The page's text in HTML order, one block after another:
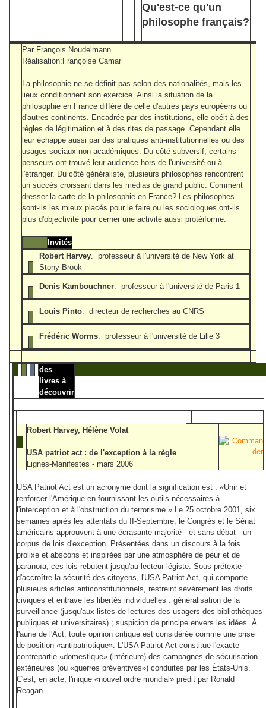
Qu'est-ce qu'un
philosophe français?
Par François Noudelmann
Réalisation:Françoise Camar
La philosophie ne se définit pas selon des nationalités, mais les
lieux conditionnent son exercice. Ainsi la situation de la
philosophie en France diffère de celle d'autres pays européens ou
d'autres continents. Encadrée par des institutions, elle obéit à des
règles de légitimation et à des rites de passage. Cependant elle
leur échappe aussi par des pratiques anti-institutionnelles ou des
usages sociaux non académiques. Du côté subversif, certains
penseurs ont trouvé leur audience hors de l'université ou à
l'étranger. Du côté généraliste, plusieurs philosophes rencontrent
un succès croissant dans les médias de grand public. Comment
dresser la carte de la philosophie en France? Les philosophes
sont-ils les mieux placés pour le faire ou les sociologues ont-ils
plus d'objectivité pour cerner une activité aussi protéiforme.
Invités
Robert Harvey. professeur à l'université de New York at
Stony-Brook
Denis Kambouchner. professeur à l'université de Paris 1
Louis Pinto. directeur de recherches au CNRS
Frédéric Worms. professeur à l'université de Lille 3
des
livres à
découvrir
Robert Harvey, Hélène Volat
USA patriot act : de l'exception à la règle
Lignes-Manifestes - mars 2006
USA Patriot Act est un acronyme dont la signification est : «Unir et
renforcer l'Amérique en fournissant les outils nécessaires à
l'interception et à l'obstruction du terrorisme.» Le 25 octobre 2001, six
semaines après les attentats du II-Septembre, le Congrès et le Sénat
américains approuvent à une écrasante majorité - et sans débat - un
corpus de lois d'exception. Présentées dans un discours à la fois
prolixe et abscons et inspirées par une atmosphère de peur et de
paranoïa, ces lois rebutent jusqu'au lecteur légiste. Sous prétexte
d'accroître la sécurité des citoyens, l'USA Patriot Act, qui comporte
plusieurs articles anticonstitutionnels, restreint sévèrement les droits
civiques et entrave les libertés individuelles : généralisation de la
surveillance (jusqu'aux listes de lectures des usagers des bibliothèques
publiques et universitaires) ; suspicion de principe envers les idées. À
l'aune de l'Act, toute opinion critique est considérée comme une prise
de position «antipatriotique». L'USA Patriot Act constitue l'exacte
contrepartie «domestique» (intérieure) des campagnes de sécurisation
extérieures (ou «guerres préventives») conduites par les États-Unis.
C'est, en acte, l'inique «nouvel ordre mondial» prédit par Ronald
Reagan.